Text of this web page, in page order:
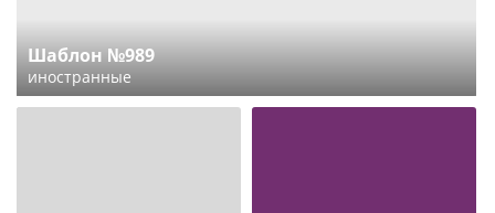
Шаблон №989
иностранные